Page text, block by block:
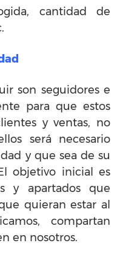
cantidad de
son seguidores e
para que estos
y ventas, no
será necesario
y que sea de su
objetivo inicial es
y apartados que
quieran estar al
compartan
en nosotros.